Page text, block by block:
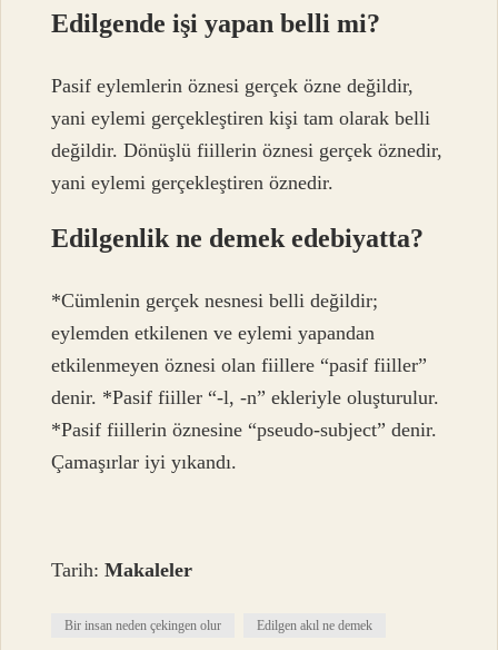
Edilgende işi yapan belli mi?
Pasif eylemlerin öznesi gerçek özne değildir,
yani eylemi gerçekleştiren kişi tam olarak belli
değildir. Dönüşlü fiillerin öznesi gerçek öznedir,
yani eylemi gerçekleştiren öznedir.
Edilgenlik ne demek edebiyatta?
*Cümlenin gerçek nesnesi belli değildir;
eylemden etkilenen ve eylemi yapandan
etkilenmeyen öznesi olan fiillere “pasif fiiller”
denir. *Pasif fiiller “-l, -n” ekleriyle oluşturulur.
*Pasif fiillerin öznesine “pseudo-subject” denir.
Çamaşırlar iyi yıkandı.
Tarih:Makaleler
Bir insan neden çekingen olur Edilgen akıl ne demek